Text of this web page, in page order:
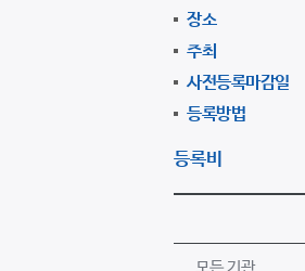
장소
주최
사전등록마감일
등록방법
등록비
모든 기관